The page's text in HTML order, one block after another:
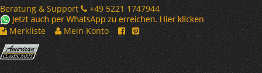
Beratung & Support
+49 5221 1747944
Merkliste
Mein Konto